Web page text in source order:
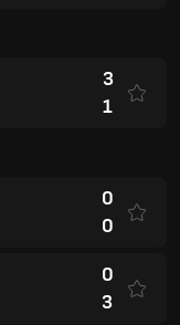
3
1
0
0
0
3